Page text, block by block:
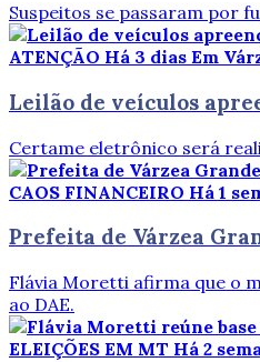
Suspeitos se passaram por
ATENÇÃO Há 3 dias Em
Leilão de veículos
Certame eletrônico será
CAOS FINANCEIRO Há 1
Prefeita de Várzea
Flávia Moretti afirma que o
ao DAE.
ELEIÇÕES EM MT Há 2